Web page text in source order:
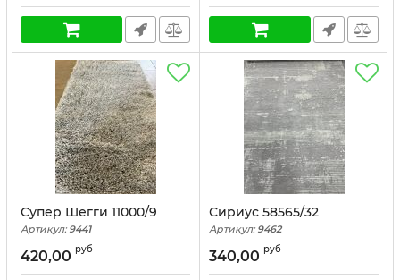
Супер Шегги 11000/9
Артикул: 9441
420,00 руб
Сириус 58565/32
Артикул: 9462
340,00 руб